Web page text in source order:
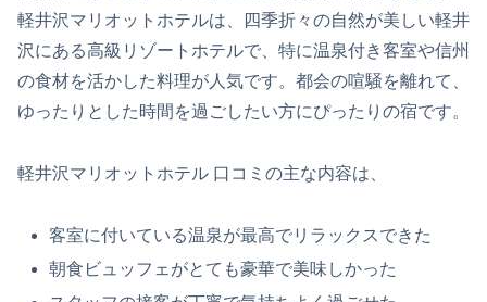
軽井沢マリオットホテルは、四季折々の自然が美しい軽井
沢にある高級リゾートホテルで、特に温泉付き客室や信州
の食材を活かした料理が人気です。都会の喧騒を離れて、
ゆったりとした時間を過ごしたい方にぴったりの宿です。
軽井沢マリオットホテル 口コミの主な内容は、
客室に付いている温泉が最高でリラックスできた
朝食ビュッフェがとても豪華で美味しかった